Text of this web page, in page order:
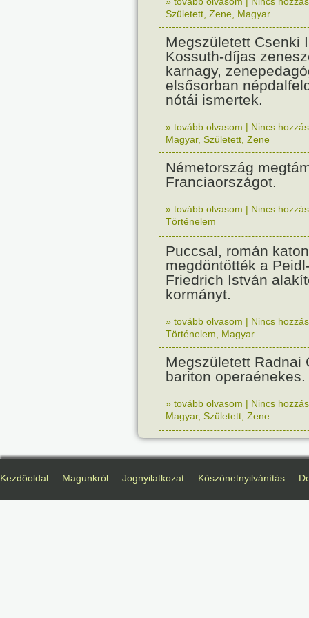
Született Zene Magyar
Megszületett Csenki
Kossuth-díjas
karnagy,
elsősorban
nótái ismertek.
» tovább olvasom | Nincs
Magyar, Született Zene
Németország
Franciaországot.
» tovább olvasom | Nincs
Történelem
Puccsal, román
megdöntötték a
Friedrich István
kormányt.
» tovább olvasom | Nincs
Történelem
Magyar
Megszületett Radnai
bariton operaénekes.
» tovább olvasom | Nincs
Magyar, Született Zene
Kezdőoldal Magunkról Jognyilatkozat Köszönetnyilvánítás